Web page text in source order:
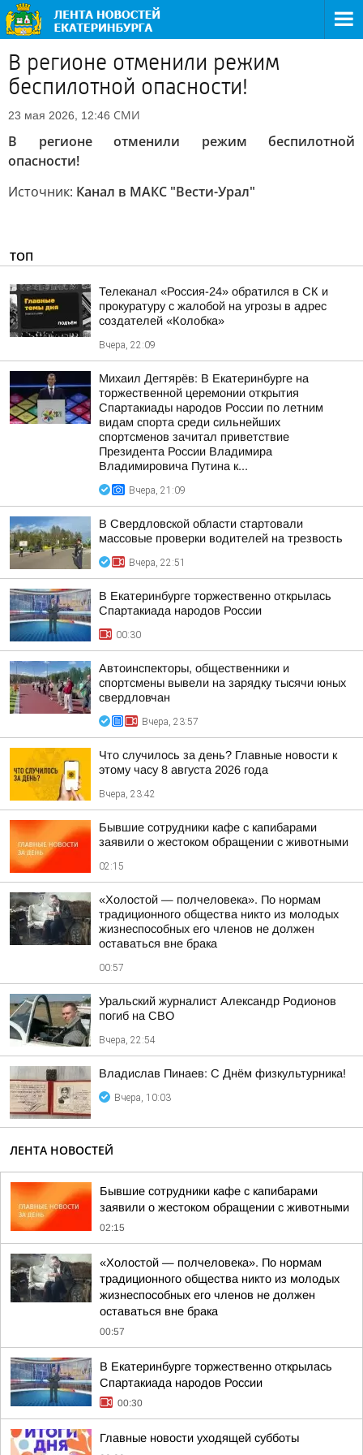
В регионе отменили режим
беспилотной опасности!
23 мая 2026, 12:46 СМИ
В регионе отменили режим беспилотной
опасности!
Источник: Канал в МАКС "Вести-Урал"
ТОП
Телеканал «Россия-24» обратился в СК и
прокуратуру с жалобой на угрозы в адрес
создателей «Колобка»
Вчера, 22:09
Михаил Дегтярёв: В Екатеринбурге на
торжественной церемонии открытия
Спартакиады народов России по летним
видам спорта среди сильнейших
спортсменов зачитал приветствие
Президента России Владимира
Владимировича Путина к...
Вчера, 21:09
В Свердловской области стартовали
массовые проверки водителей на трезвость
Вчера, 22:51
В Екатеринбурге торжественно открылась
Спартакиада народов России
00:30
Автоинспекторы, общественники и
спортсмены вывели на зарядку тысячи юных
свердловчан
Вчера, 23:57
Что случилось за день? Главные новости к
этому часу 8 августа 2026 года
Вчера, 23:42
Бывшие сотрудники кафе с капибарами
заявили о жестоком обращении с животными
02:15
«Холостой — полчеловека». По нормам
традиционного общества никто из молодых
жизнеспособных его членов не должен
оставаться вне брака
00:57
Уральский журналист Александр Родионов
погиб на СВО
Вчера, 22:54
Владислав Пинаев: С Днём физкультурника!
Вчера, 10:03
ЛЕНТА НОВОСТЕЙ
Бывшие сотрудники кафе с капибарами
заявили о жестоком обращении с животными
02:15
«Холостой — полчеловека». По нормам
традиционного общества никто из молодых
жизнеспособных его членов не должен
оставаться вне брака
00:57
В Екатеринбурге торжественно открылась
Спартакиада народов России
00:30
Главные новости уходящей субботы